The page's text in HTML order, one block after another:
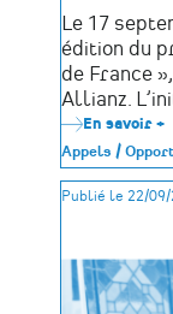
Le 17
édition du
de France
Allianz.
En savoir +
«
»
Appels /
Publié le 22/09/